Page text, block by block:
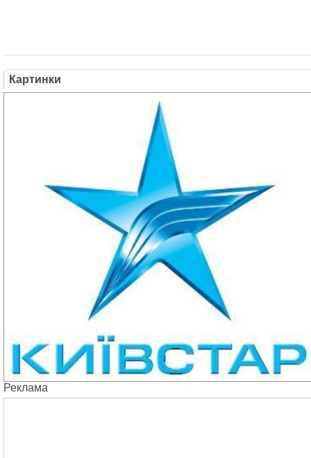
Картинки
Реклама